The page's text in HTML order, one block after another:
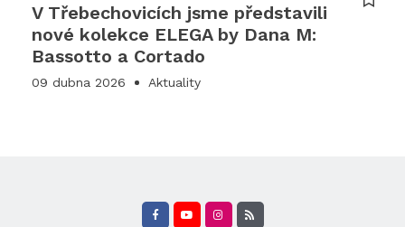
V Třebechovicích jsme představili
nové kolekce ELEGA by Dana M:
Bassotto a Cortado
09 dubna 2026 Aktuality